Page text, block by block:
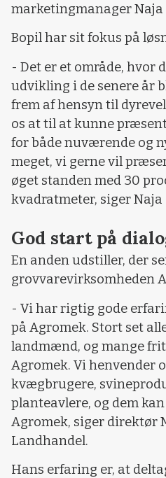
marketingmanager Naja
Bopil har sit fokus på
- Det er et område, hvor
udvikling i de senere år
frem af hensyn til
os at til at kunne
for både nuværende og
meget, vi gerne vil
øget standen med 30
kvadratmeter, siger Naja
God start på
En anden udstiller, der
grovvarevirksomheden
- Vi har rigtig gode
på Agromek. Stort set
landmænd, og mange
Agromek. Vi henvender
kvægbrugere,
planteavlere, og dem
Agromek, siger direktør
Landhandel.
Hans erfaring er, at